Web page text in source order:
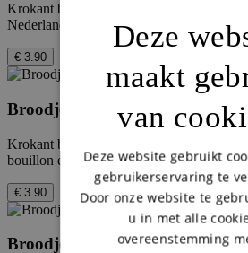
Krokant banket gevuld met romige
Nederlands kalfsvlees op een verse witte
€ 3.90
Broodje Satékroket
Krokant banket van pittige satéragout,
bouillon en Nederlands rundvlees een
€ 3.90
Broodje Vitaaltje
Deze
maakt
van
Deze website gebruikt
gebruikerservaring te
Door onze website te
u in met alle
overeenstemming